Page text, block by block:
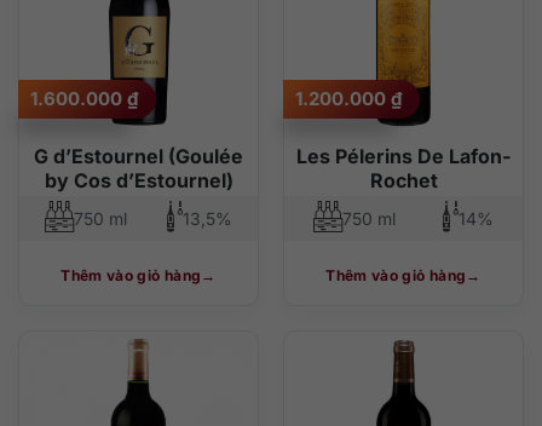
G d’Estournel (Goulée
by Cos d’Estournel)
1.600.000 ₫
750 ml 13,5%
Thêm vào giỏ hàng
Les Pélerins De Lafon-
Rochet
1.200.000 ₫
750 ml 14%
Thêm vào giỏ hàng